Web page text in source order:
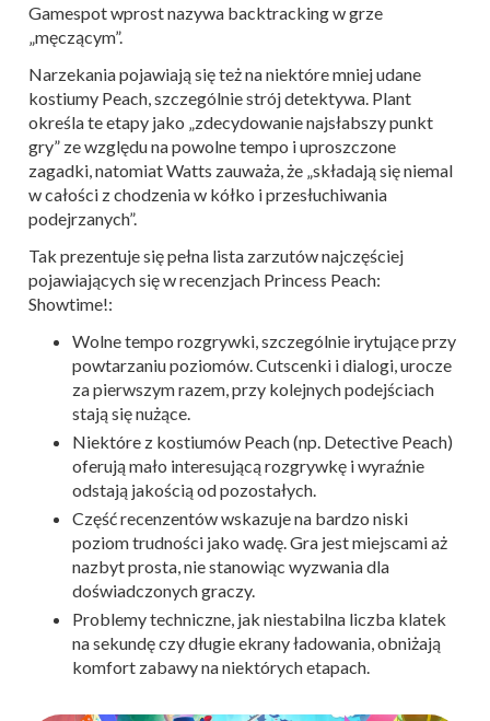
Gamespot wprost nazywa backtracking w grze
„męczącym”.
Narzekania pojawiają się też na niektóre mniej udane
kostiumy Peach, szczególnie strój detektywa. Plant
określa te etapy jako „zdecydowanie najsłabszy punkt
gry” ze względu na powolne tempo i uproszczone
zagadki, natomiat Watts zauważa, że „składają się niemal
w całości z chodzenia w kółko i przesłuchiwania
podejrzanych”.
Tak prezentuje się pełna lista zarzutów najczęściej
pojawiających się w recenzjach Princess Peach:
Showtime!:
Wolne tempo rozgrywki, szczególnie irytujące przy
powtarzaniu poziomów. Cutscenki i dialogi, urocze
za pierwszym razem, przy kolejnych podejściach
stają się nużące.
Niektóre z kostiumów Peach (np. Detective Peach)
oferują mało interesującą rozgrywkę i wyraźnie
odstają jakością od pozostałych.
Część recenzentów wskazuje na bardzo niski
poziom trudności jako wadę. Gra jest miejscami aż
nazbyt prosta, nie stanowiąc wyzwania dla
doświadczonych graczy.
Problemy techniczne, jak niestabilna liczba klatek
na sekundę czy długie ekrany ładowania, obniżają
komfort zabawy na niektórych etapach.